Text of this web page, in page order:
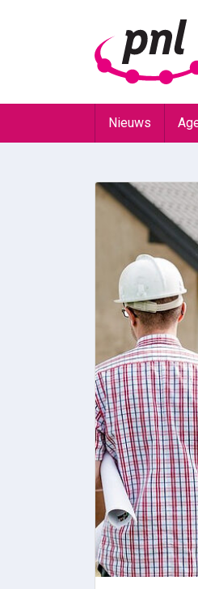
Nieuws